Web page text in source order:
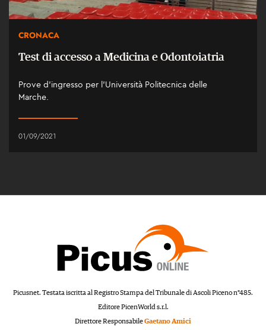
CRONACA
Test di accesso a Medicina e Odontoiatria
Prove d’ingresso per l’Università Politecnica delle
Marche.
01/09/2021
Picusnet. Testata iscritta al Registro Stampa del Tribunale di Ascoli Piceno n°485.
Editore PicenWorld s.r.l.
Direttore ResponsabileGaetano Amici